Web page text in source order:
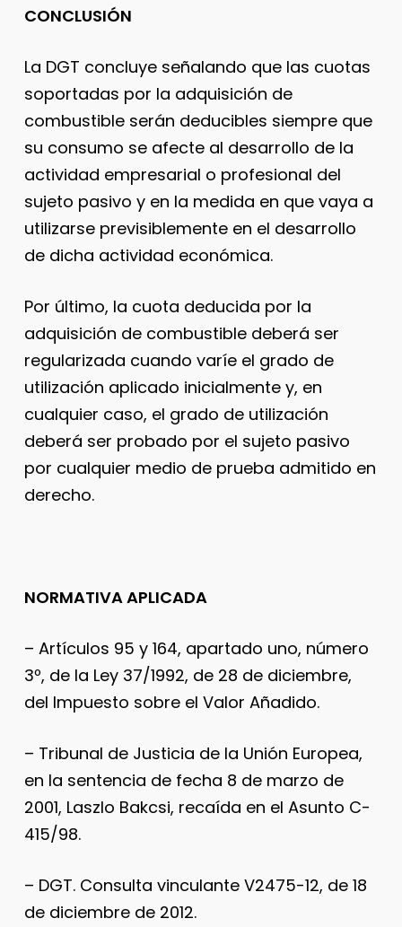
CONCLUSIÓN
La DGT concluye señalando que las cuotas
soportadas por la adquisición de
combustible serán deducibles siempre que
su consumo se afecte al desarrollo de la
actividad empresarial o profesional del
sujeto pasivo y en la medida en que vaya a
utilizarse previsiblemente en el desarrollo
de dicha actividad económica.
Por último, la cuota deducida por la
adquisición de combustible deberá ser
regularizada cuando varíe el grado de
utilización aplicado inicialmente y, en
cualquier caso, el grado de utilización
deberá ser probado por el sujeto pasivo
por cualquier medio de prueba admitido en
derecho.
NORMATIVA APLICADA
– Artículos 95 y 164, apartado uno, número
3º, de la Ley 37/1992, de 28 de diciembre,
del Impuesto sobre el Valor Añadido.
– Tribunal de Justicia de la Unión Europea,
en la sentencia de fecha 8 de marzo de
2001, Laszlo Bakcsi, recaída en el Asunto C-
415/98.
– DGT. Consulta vinculante V2475-12, de 18
de diciembre de 2012.